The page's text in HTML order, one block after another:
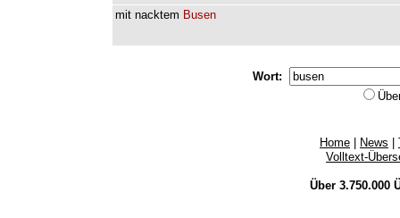
mit nacktem Busen
Wort:
Home News
Volltext-
Über 3.750.000